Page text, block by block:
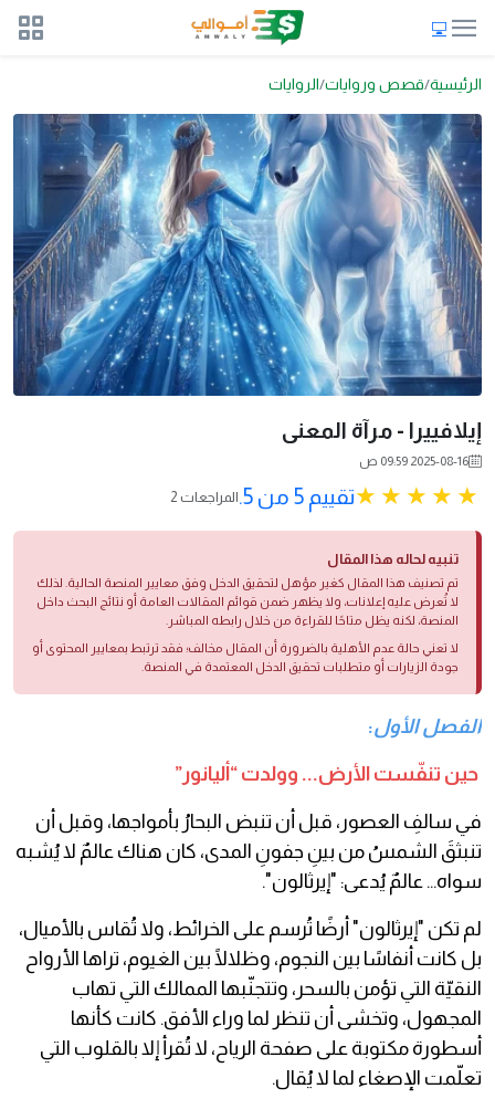
الرئيسية قصص وروايات الروايات
إيلافييرا - مرآة المعنى
2025-08-16 09:59 ص
تقييم 5 من 5. 2 المراجعات
تنبيه لحاله هذا المقال
تم تصنيف هذا المقال كغير مؤهل لتحقيق الدخل وفق معايير المنصة الحالية. لذلك
لا تُعرض عليه إعلانات، ولا يظهر ضمن قوائم المقالات العامة أو نتائج البحث داخل
المنصة، لكنه يظل متاحًا للقراءة من خلال رابطه المباشر.
لا تعني حالة عدم الأهلية بالضرورة أن المقال مخالف؛ فقد ترتبط بمعايير المحتوى أو
جودة الزيارات أو متطلبات تحقيق الدخل المعتمدة في المنصة.
الفصل الأول:
حين تنفّست الأرض... وولدت “أليانور”
في سالفِ العصور، قبل أن تنبض البحارُ بأمواجها، وقبل أن
تنبثقَ الشمسُ من بينِ جفونِ المدى، كان هناك عالمٌ لا يُشبه
سواه… عالمٌ يُدعى: "إيرثالون".
لم تكن "إيرثالون" أرضًا تُرسم على الخرائط، ولا تُقاس بالأميال،
بل كانت أنفاسًا بين النجوم، وظلالًا بين الغيوم، تراها الأرواح
النقيّة التي تؤمن بالسحر، وتتجنّبها الممالك التي تهاب
المجهول، وتخشى أن تنظر لما وراء الأفق. كانت كأنها
أسطورة مكتوبة على صفحة الرياح، لا تُقرأ إلا بالقلوب التي
تعلّمت الإصغاء لما لا يُقال.